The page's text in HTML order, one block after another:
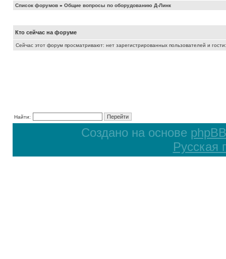
Список форумов » Общие вопросы по оборудованию Д-Линк
Кто сейчас на форуме
Сейчас этот форум просматривают: нет зарегистрированных пользователей и
Найти:
Создано на основе phpBB
Русская